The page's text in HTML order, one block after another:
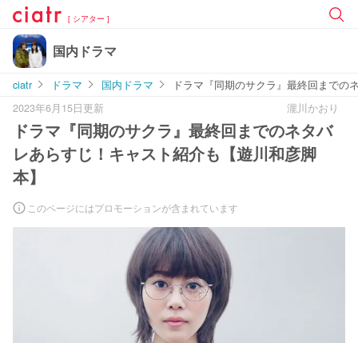
[ シアター ]
国内ドラマ
ciatr ドラマ 国内ドラマ
ドラマ『同期のサクラ』最終回までの
2023年6月15日更新
瀧川かおり
ドラマ『同期のサクラ』最終回までのネタバ
レあらすじ！キャスト紹介も【遊川和彦脚
本】
このページにはプロモーションが含まれています